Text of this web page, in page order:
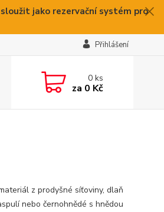
jako rezervační systém pro
Přihlášení
0ks
za 0 Kč
z prodyšné síťoviny, dlaň
nebo černohnědé s hnědou